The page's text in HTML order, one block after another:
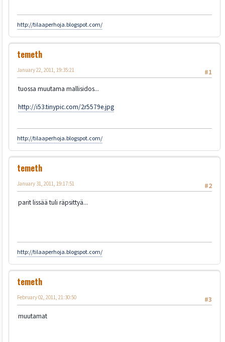
http://tilaaperhoja.blogspot.com/
temeth
#1
January 22, 2011, 19:35:21
tuossa muutama mallisidos...
http://i53.tinypic.com/2r5579e.jpg
http://tilaaperhoja.blogspot.com/
temeth
#2
January 31, 2011, 19:17:51
parit lissää tuli räpsittyä...
http://tilaaperhoja.blogspot.com/
temeth
#3
February 02, 2011, 21:30:50
muutamat